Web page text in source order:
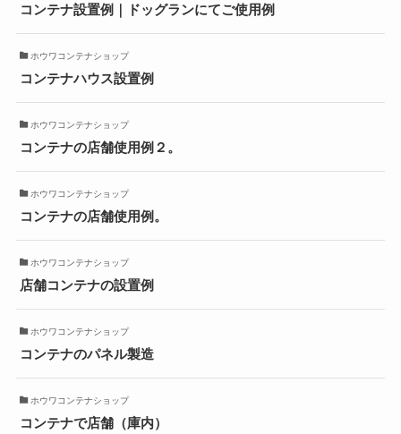
コンテナ設置例｜ドッグランにてご使用例
ホウワコンテナショップ
コンテナハウス設置例
ホウワコンテナショップ
コンテナの店舗使用例２。
ホウワコンテナショップ
コンテナの店舗使用例。
ホウワコンテナショップ
店舗コンテナの設置例
ホウワコンテナショップ
コンテナのパネル製造
ホウワコンテナショップ
コンテナで店舗（庫内）